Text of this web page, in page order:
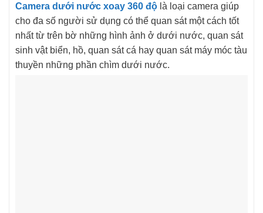
Camera dưới nước xoay 360 độ là loại camera giúp
cho đa số người sử dụng có thể quan sát một cách tốt
nhất từ trên bờ những hình ảnh ở dưới nước, quan sát
sinh vật biển, hồ, quan sát cá hay quan sát máy móc tàu
thuyền những phần chìm dưới nước.